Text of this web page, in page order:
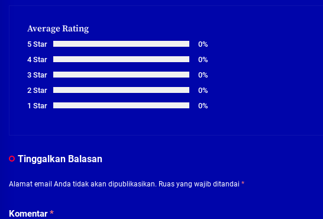
Average Rating
5 Star
0%
4 Star
0%
3 Star
0%
2 Star
0%
1 Star
0%
Tinggalkan Balasan
Alamat email Anda tidak akan dipublikasikan. Ruas yang wajib ditandai *
Komentar*